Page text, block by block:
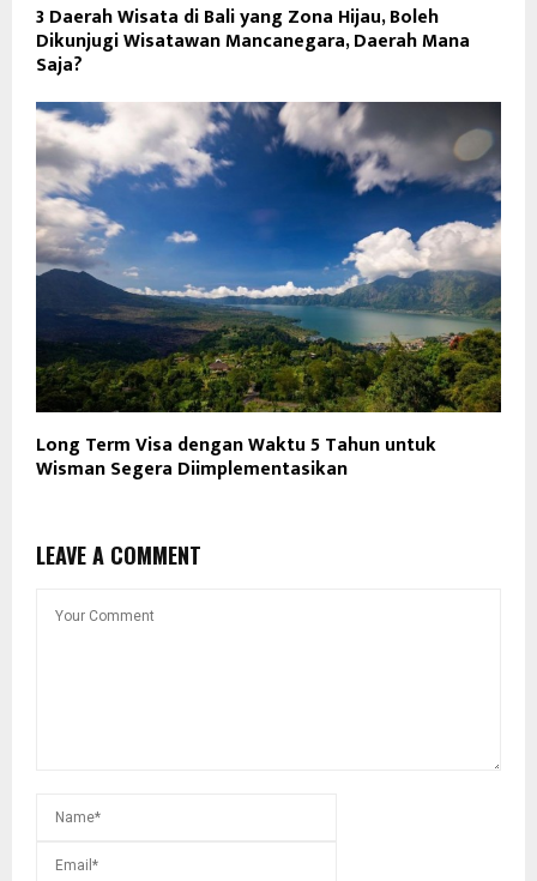
3 Daerah Wisata di Bali yang Zona Hijau, Boleh
Dikunjugi Wisatawan Mancanegara, Daerah Mana
Saja?
Long Term Visa dengan Waktu 5 Tahun untuk
Wisman Segera Diimplementasikan
LEAVE A COMMENT